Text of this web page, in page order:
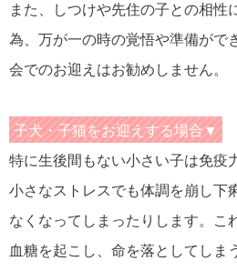
また、しつけや先住の子との相性
為、万が一の時の覚悟や準備がで
会でのお迎えはお勧めしません。
子犬・子猫をお迎えする場合▼
特に生後間もない小さい子は免疫
小さなストレスでも体調を崩し下
なくなってしまったりします。こ
血糖を起こし、命を落としてしま